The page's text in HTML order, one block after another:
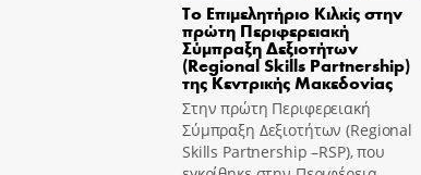
Το Επιμελητήριο Κιλκίς στην
πρώτη Περιφερειακή
Σύμπραξη Δεξιοτήτων
(Regional Skills Partnership)
της Κεντρικής Μακεδονίας
Στην πρώτη Περιφερειακή
Σύμπραξη Δεξιοτήτων (Regional
Skills Partnership –RSP), που